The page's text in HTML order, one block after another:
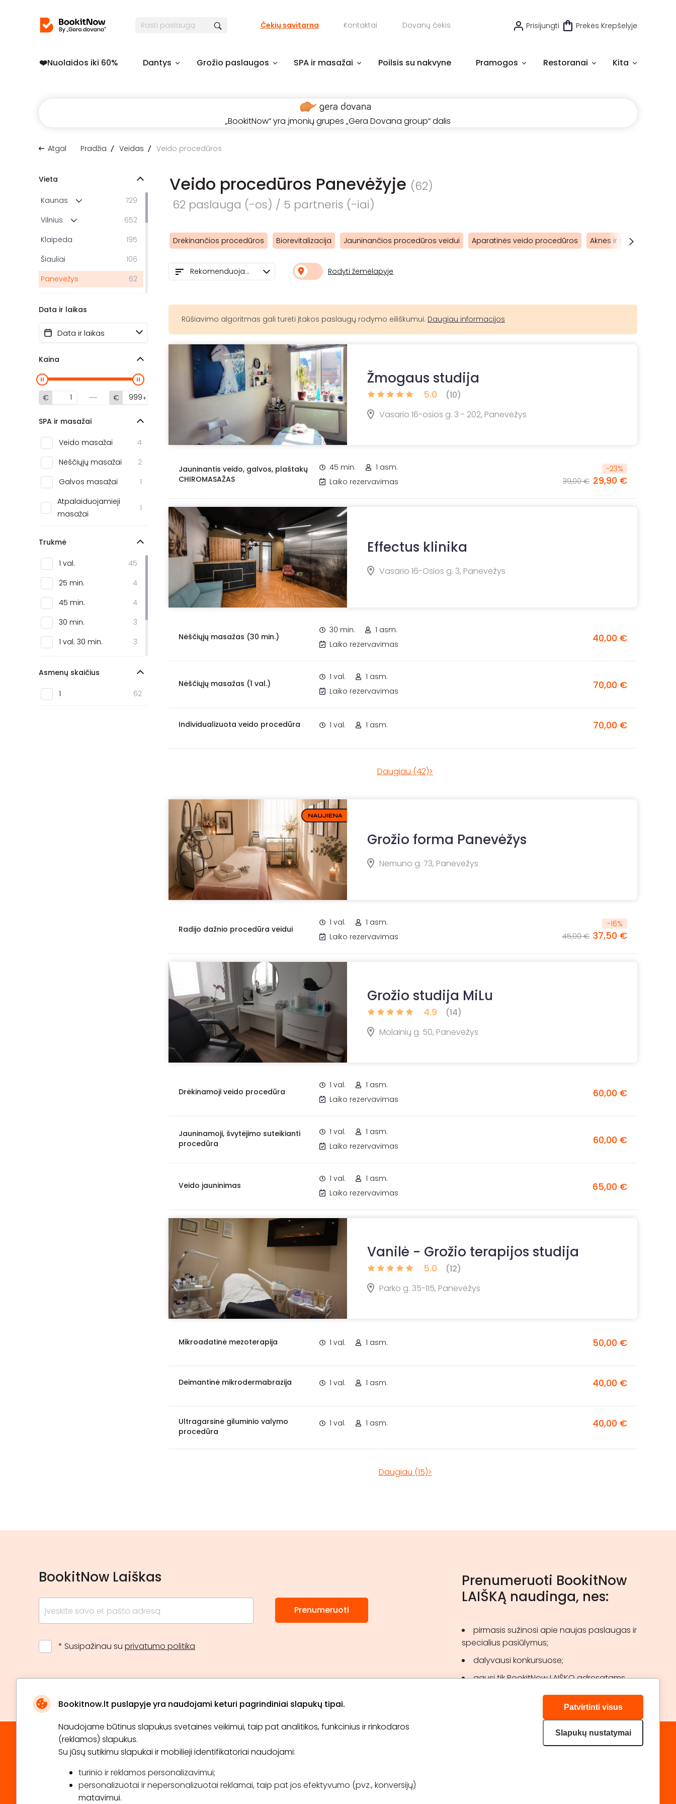
Bookitnow.lt puslapyje yra naudojami keturi pagrindiniai slapukų tipai.
Naudojame būtinus slapukus svetainės veikimui, taip pat analitikos, funkcinius ir rinkodaros
(reklamos) slapukus.
Su jūsų sutikimu slapukai ir mobilieji identifikatoriai naudojami:
turinio ir reklamos personalizavimui;
personalizuotai ir nepersonalizuotai reklamai, taip pat jos efektyvumo (pvz., konversijų)
matavimui.
Patvirtinti visus
Slapukų nustatymai
Čekių savitarna Kontaktai Dovanų čekis Prisijungti Prekės Krepšelyje
❤️️Nuolaidos iki 60% Dantys Grožio paslaugos SPA ir masažai Poilsis su nakvyne Pramogos Restoranai Kita
„BookitNow“ yra įmonių grupės „Gera Dovana group“ dalis
Atgal Pradžia Veidas Veido procedūros
Veido procedūros Panevėžyje (62)
62 paslauga (-os) / 5 partneris (-iai)
Drėkinančios procedūros Biorevitalizacija Jauninančios procedūros veidui Aparatinės veido procedūros Aknės ir spuogų
Vieta
Kaunas
729
Vilnius
652
Klaipėda
195
Šiauliai
106
Panevėžys
62
Ukmergė
Alytus
6
Marijampolė
5
Druskininkai
5
Kaišiadorys
Kupiškis
Tauragė
Varėna
Šilalė
Data ir laikas
Kaina
€ €
SPA ir masažai
Veido masažai
4
Nėščiųjų masažai
2
Galvos masažai
1
Atpalaiduojamieji
masažai
1
Trukmė
1 val.
45
25 min.
4
45 min.
4
30 min.
3
1 val. 30 min.
3
Asmenų skaičius
1 62
Rekomenduojami Rodyti žemėlapyje
Rūšiavimo algoritmas gali turėti įtakos paslaugų rodymo eiliškumui. Daugiau informacijos
Žmogaus studija
5.0
(10)
Vasario 16-osios g. 3 - 202, Panevėžys
Jauninantis veido, galvos, plaštakų
CHIROMASAŽAS
45 min.
1 asm.
Laiko rezervavimas
-23%
39,00 € 29,90 €
Effectus klinika
Vasario 16-Osios g. 3, Panevėžys
Nėščiųjų masažas (30 min.)
30 min.
1 asm.
Laiko rezervavimas
40,00 €
Nėščiųjų masažas (1 val.)
1 val.
1 asm.
Laiko rezervavimas
70,00 €
Individualizuota veido procedūra 1 val. 1 asm. 70,00 €
Daugiau (42)>
Grožio forma Panevėžys
Nemuno g. 73, Panevėžys
Radijo dažnio procedūra veidui
1 val.
1 asm.
Laiko rezervavimas
-16%
45,00 € 37,50 €
Grožio studija MiLu
4.9
(14)
Molainių g. 50, Panevėžys
Drėkinamoji veido procedūra
1 val.
1 asm.
Laiko rezervavimas
60,00 €
Jauninamoji, švytėjimo suteikianti
procedūra
1 val.
1 asm.
Laiko rezervavimas
60,00 €
Veido jauninimas
1 val.
1 asm.
Laiko rezervavimas
65,00 €
Vanilė - Grožio terapijos studija
5.0
(12)
Parko g. 35-115, Panevėžys
Mikroadatinė mezoterapija 1 val. 1 asm. 50,00 €
Deimantinė mikrodermabrazija 1 val. 1 asm. 40,00 €
Ultragarsinė giluminio valymo
procedūra
1 val. 1 asm. 40,00 €
Daugiau (15)>
BookitNow Laiškas
* Susipažinau su privatumo politika
Prenumeruoti
Prenumeruoti BookitNow
LAIŠKĄ naudinga, nes:
pirmasis sužinosi apie naujas paslaugas ir
specialius pasiūlymus;
dalyvausi konkursuose;
gausi tik BookitNow LAIŠKO adresatams
TINKLARAŠTIS
Pirkimo taisyklės
Kontaktai
DRAUGAUKIME: